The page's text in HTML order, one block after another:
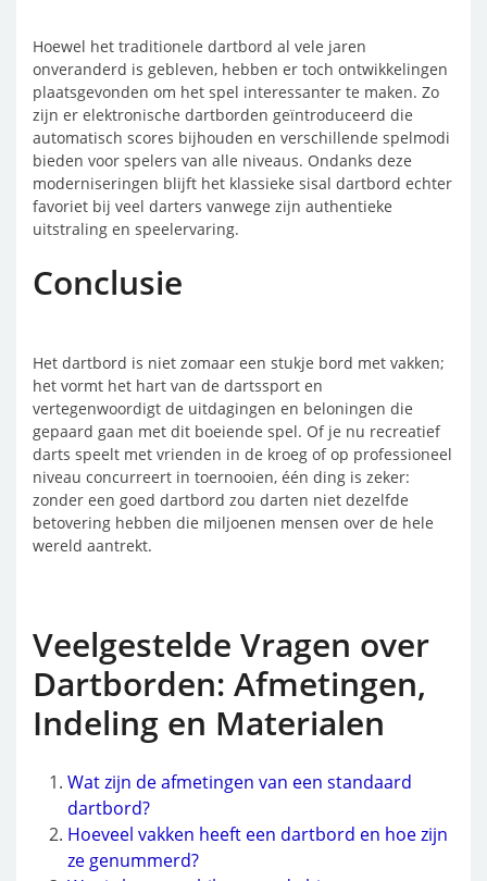
Hoewel het traditionele dartbord al vele jaren
onveranderd is gebleven, hebben er toch ontwikkelingen
plaatsgevonden om het spel interessanter te maken. Zo
zijn er elektronische dartborden geïntroduceerd die
automatisch scores bijhouden en verschillende spelmodi
bieden voor spelers van alle niveaus. Ondanks deze
moderniseringen blijft het klassieke sisal dartbord echter
favoriet bij veel darters vanwege zijn authentieke
uitstraling en speelervaring.
Conclusie
Het dartbord is niet zomaar een stukje bord met vakken;
het vormt het hart van de dartssport en
vertegenwoordigt de uitdagingen en beloningen die
gepaard gaan met dit boeiende spel. Of je nu recreatief
darts speelt met vrienden in de kroeg of op professioneel
niveau concurreert in toernooien, één ding is zeker:
zonder een goed dartbord zou darten niet dezelfde
betovering hebben die miljoenen mensen over de hele
wereld aantrekt.
Veelgestelde Vragen over
Dartborden: Afmetingen,
Indeling en Materialen
Wat zijn de afmetingen van een standaard
dartbord?
Hoeveel vakken heeft een dartbord en hoe zijn
ze genummerd?